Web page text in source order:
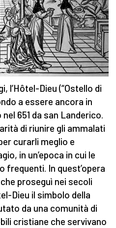
l’Hôtel-Dieu (“Ostello di
a essere ancora in
651 da san Landerico.
di riunire gli ammalati
curarli meglio e
in un’epoca in cui le
frequenti. In quest’opera
proseguì nei secoli
Dieu il simbolo della
da una comunità di
cristiane che servivano